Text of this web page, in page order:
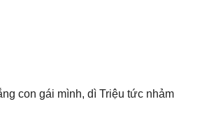
con gái mình, dì Triệu tức nhảm